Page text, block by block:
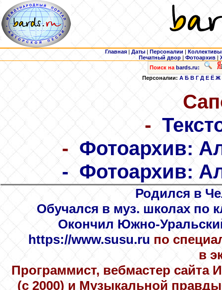
Главная | Даты | Персоналии | Коллективы
Печатный двор |Фотоархив |
Поиск на bards.ru:
Персоналии: А Б В Г Д Е Ё Ж
-
- Фотоархив:
- Фотоархив:
Родился в
Обучался в муз. школах по
Окончил Южно-
https://www.susu.ru по
в
Программист, вебмастер сайта
(с 2000) и Музыкальной